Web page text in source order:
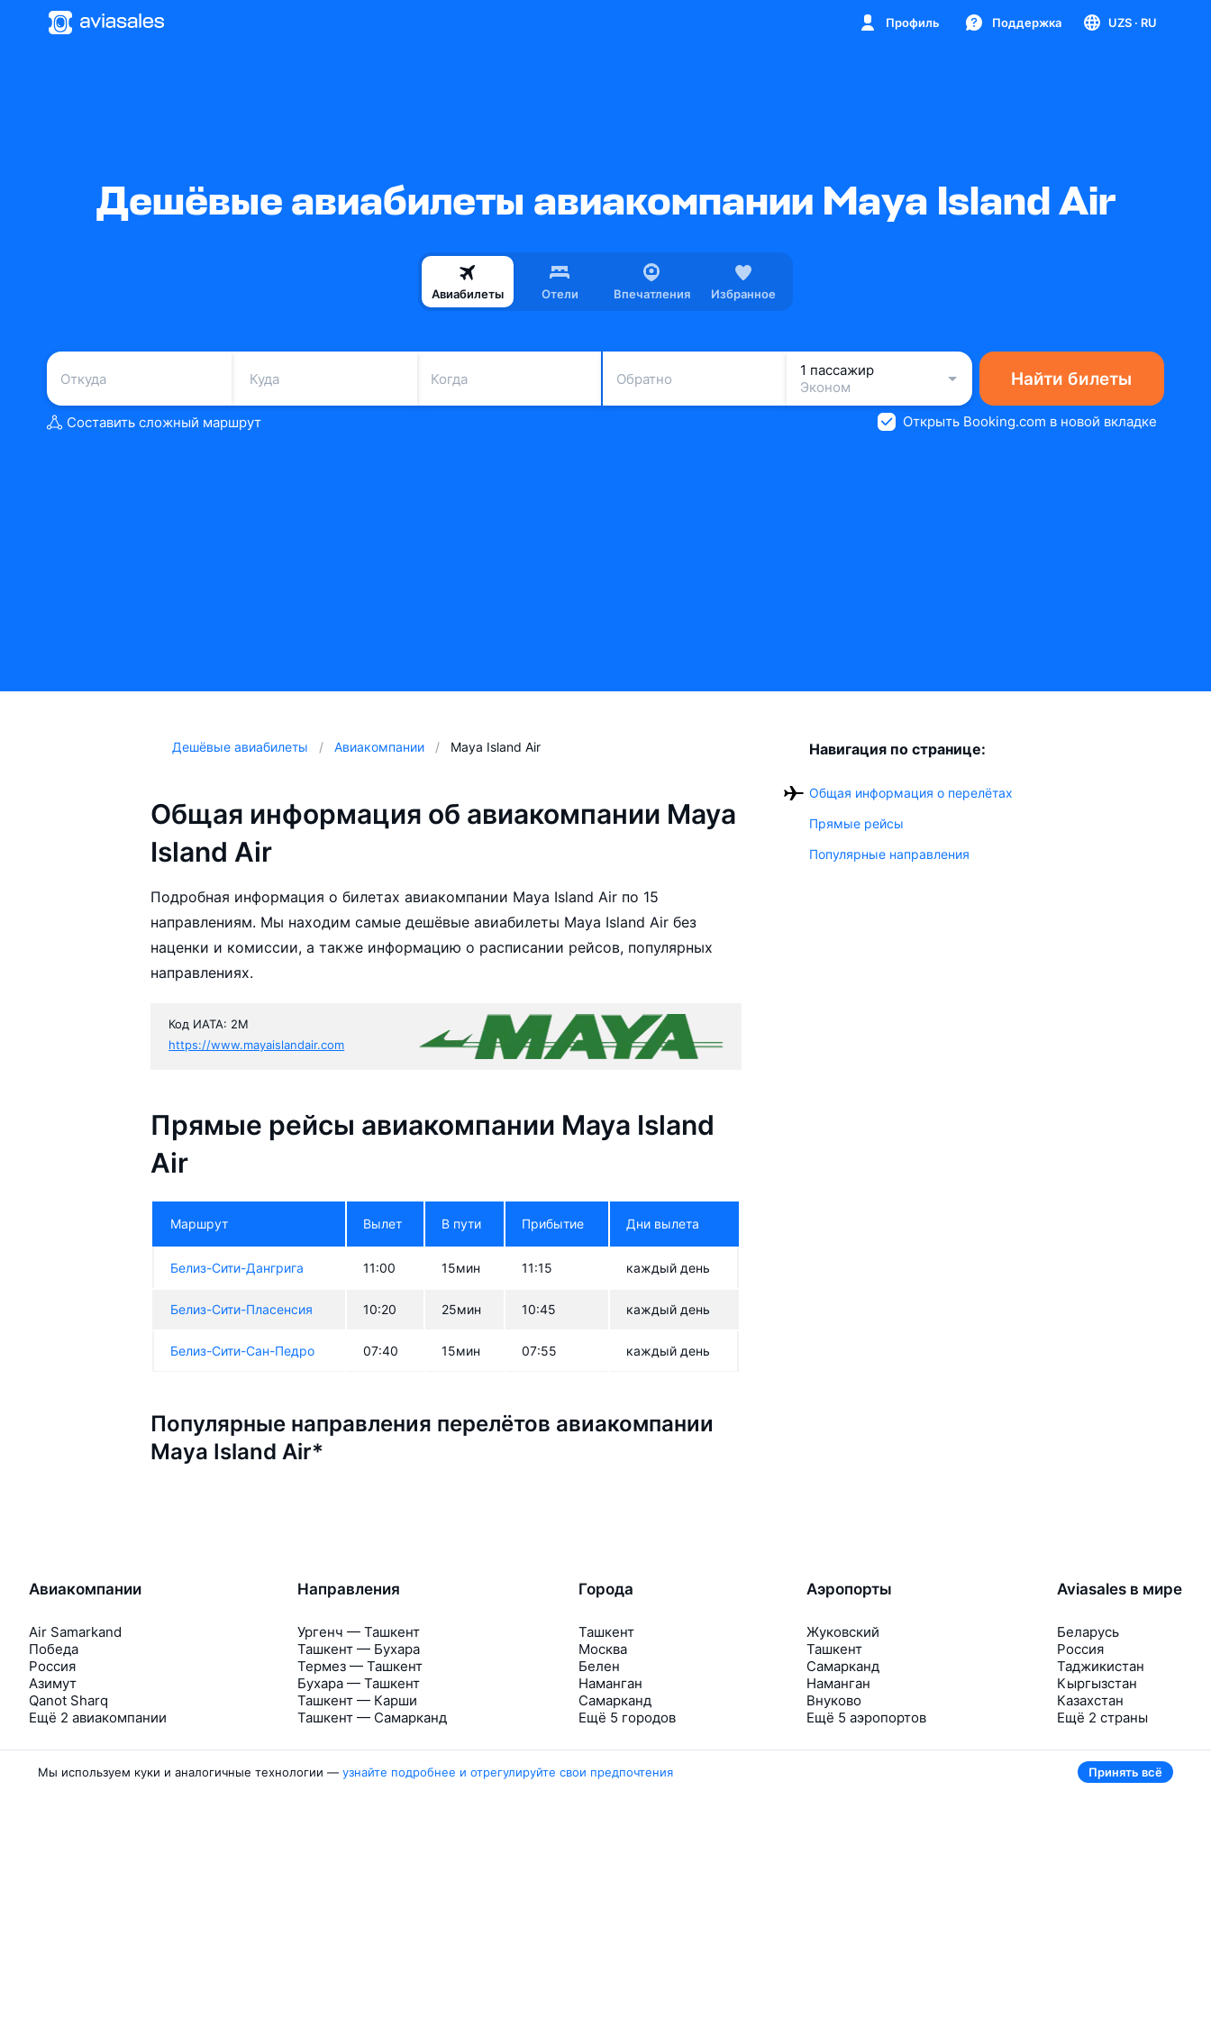
Профиль Поддержка UZS · RU
Дешёвые авиабилеты авиакомпании Maya Island Air
Авиабилеты Отели Впечатления Избранное
Когда Обратно
1 пассажир
Эконом
Найти билеты
Составить сложный маршрут Открыть Booking.com в новой вкладке
Дешёвые авиабилеты Авиакомпании Maya Island Air
Общая информация об авиакомпании Maya
Island Air
Подробная информация о билетах авиакомпании Maya Island Air по 15
направлениям. Мы находим самые дешёвые авиабилеты Maya Island Air без
наценки и комиссии, а также информацию о расписании рейсов, популярных
направлениях.
Код ИАТА: 2M
https://www.mayaislandair.com
Прямые рейсы авиакомпании Maya Island
Air
Маршрут Вылет В пути Прибытие Дни вылета
Белиз-Сити-Дангрига 11:00 15мин 11:15 каждый день
Белиз-Сити-Пласенсия 10:20 25мин 10:45 каждый день
Белиз-Сити-Сан-Педро 07:40 15мин 07:55 каждый день
Популярные направления перелётов авиакомпании
Maya Island Air*
Навигация по странице:
Общая информация о перелётах
Прямые рейсы
Популярные направления
Авиакомпании
Air Samarkand
Победа
Россия
Азимут
Qanot Sharq
Ещё 2 авиакомпании
Направления
Ургенч — Ташкент
Ташкент — Бухара
Термез — Ташкент
Бухара — Ташкент
Ташкент — Карши
Ташкент — Самарканд
Города
Ташкент
Москва
Белен
Наманган
Самарканд
Ещё 5 городов
Аэропорты
Жуковский
Ташкент
Самарканд
Наманган
Внуково
Ещё 5 аэропортов
Aviasales в мире
Беларусь
Россия
Таджикистан
Кыргызстан
Казахстан
Ещё 2 страны
Мы используем куки и аналогичные технологии — узнайте подробнее и отрегулируйте свои предпочтения Принять всё